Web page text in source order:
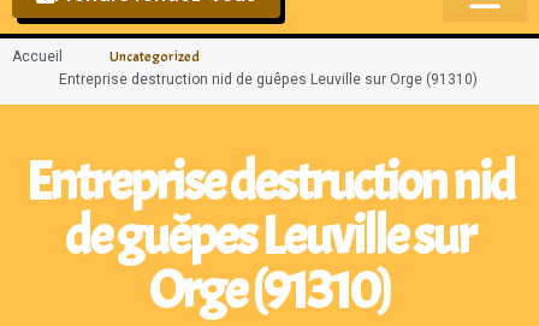
Accueil Uncategorized
Entreprise destruction nid de guêpes Leuville sur Orge (91310)
Entreprise destruction nid
de guêpes Leuville sur
Orge (91310)